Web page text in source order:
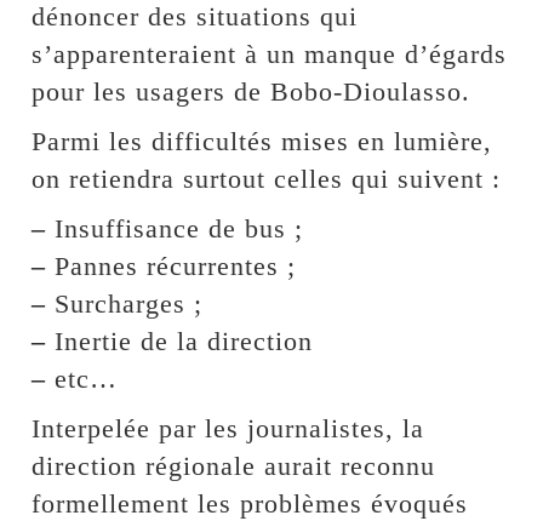
dénoncer des situations qui
s’apparenteraient à un manque d’égards
pour les usagers de Bobo-Dioulasso.
Parmi les difficultés mises en lumière,
on retiendra surtout celles qui suivent :
– Insuffisance de bus ;
– Pannes récurrentes ;
– Surcharges ;
– Inertie de la direction
– etc…
Interpelée par les journalistes, la
direction régionale aurait reconnu
formellement les problèmes évoqués